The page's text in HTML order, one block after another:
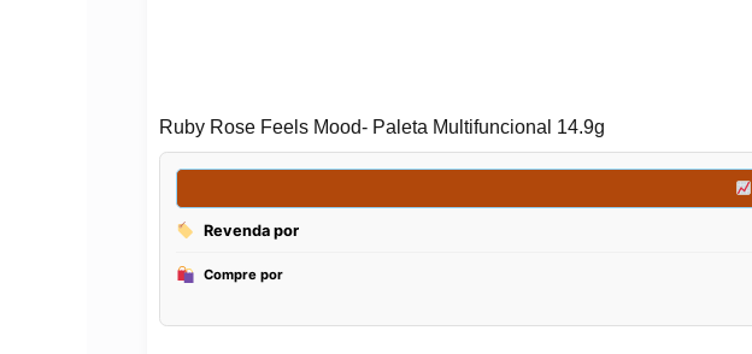
Ruby Rose Feels Mood- Paleta Multifuncional 14.9g